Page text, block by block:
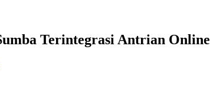
Terintegrasi Antrian Online